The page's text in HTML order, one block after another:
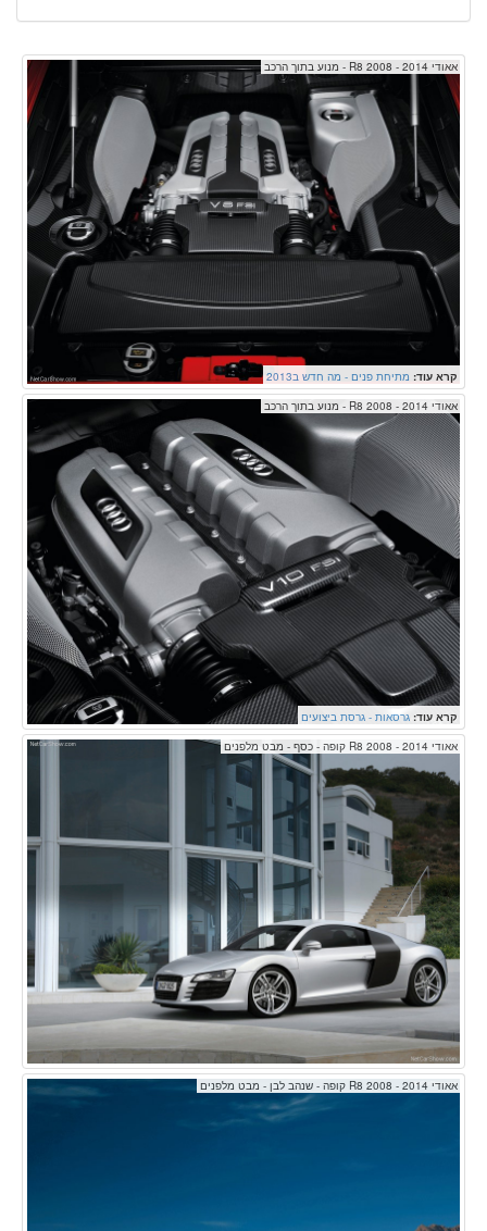
אאודי R8 2008 - 2014 - מנוע בתוך הרכב
קרא עוד: מתיחת פנים - מה חדש ב2013
אאודי R8 2008 - 2014 - מנוע בתוך הרכב
קרא עוד: גרסאות - גרסת ביצועים
אאודי R8 2008 - 2014 קופה - כסף - מבט מלפנים
אאודי R8 2008 - 2014 קופה - שנהב לבן - מבט מלפנים